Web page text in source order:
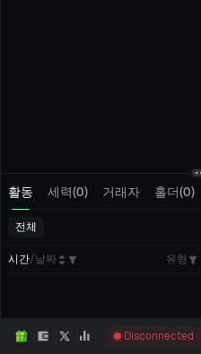
활동 세력(0) 거래자 홀더(0)
전체
시간/날짜 유형
Disconnected